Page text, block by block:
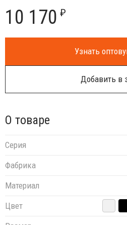
10 170 ₽
Узнать
Добавить в
О товаре
Серия
Фабрика
Материал
Цвет